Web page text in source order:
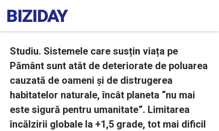
Studiu. Sistemele care susțin viața pe
Pământ sunt atât de deteriorate de poluarea
cauzată de oameni și de distrugerea
habitatelor naturale, încât planeta “nu mai
este sigură pentru umanitate”. Limitarea
încălzirii globale la +1,5 grade, tot mai dificil